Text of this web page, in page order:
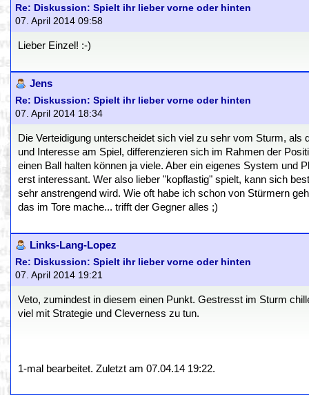
Re: Diskussion: Spielt ihr lieber vorne oder hinten
07. April 2014 09:58
Lieber Einzel! :-)
Jens
Re: Diskussion: Spielt ihr lieber vorne oder hinten
07. April 2014 18:34
Die Verteidigung unterscheidet sich viel zu sehr vom Sturm,
und Interesse am Spiel, differenzieren sich im Rahmen der
einen Ball halten können ja viele. Aber ein eigenes System und
erst interessant. Wer also lieber "kopflastig" spielt, kann sich
sehr anstrengend wird. Wie oft habe ich schon von Stürmern
das im Tore mache... trifft der Gegner alles ;)
Links-Lang-Lopez
Re: Diskussion: Spielt ihr lieber vorne oder hinten
07. April 2014 19:21
Veto, zumindest in diesem einen Punkt. Gestresst im Sturm
viel mit Strategie und Cleverness zu tun.
1-mal bearbeitet. Zuletzt am 07.04.14 19:22.